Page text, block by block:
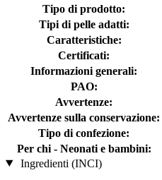
Tipo di prodotto:
Tipi di pelle adatti:
Caratteristiche:
Certificati:
Informazioni generali:
PAO:
Avvertenze:
Avvertenze sulla conservazione:
Tipo di confezione:
Per chi - Neonati e bambini:
Ingredienti (INCI)